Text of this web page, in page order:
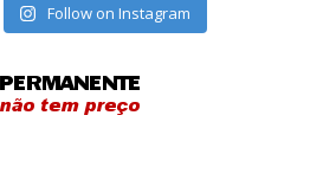
Follow on Instagram